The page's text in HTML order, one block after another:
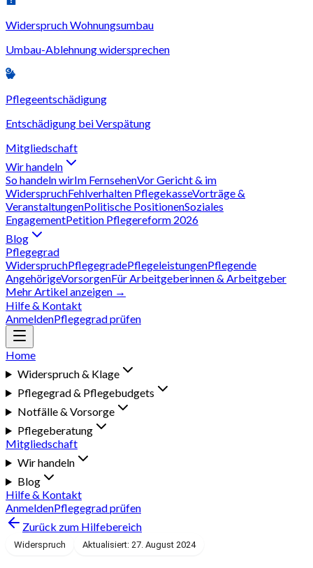
Widerspruch Wohnungsumbau
Umbau-Ablehnung widersprechen
Pflegeentschädigung
Entschädigung bei Verspätung
Mitgliedschaft
Wir handeln
So handeln wirIm FernsehenVor Gericht & im
WiderspruchFehlverhalten PflegekasseVorträge &
VeranstaltungenPolitische PositionenSoziales
EngagementPetition Pflegereform 2026
Blog
Pflegegrad
WiderspruchPflegegradePflegeleistungenPflegende
AngehörigeVorsorgenFür Arbeitgeberinnen & Arbeitgeber
Mehr Artikel anzeigen →
Hilfe & Kontakt
AnmeldenPflegegrad prüfen
Home
Widerspruch & Klage
Pflegegrad & Pflegebudgets
Notfälle & Vorsorge
Pflegeberatung
Mitgliedschaft
Wir handeln
Blog
Hilfe & Kontakt
AnmeldenPflegegrad prüfen
Zurück zum Hilfebereich
Widerspruch Aktualisiert: 27. August 2024